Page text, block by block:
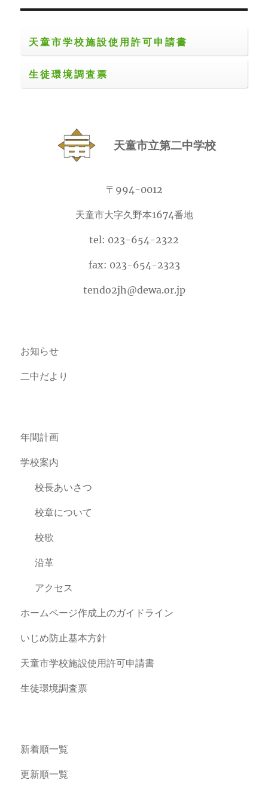
天童市学校施設使用許可申請書
生徒環境調査票
天童市立第二中学校
〒994-0012
天童市大字久野本1674番地
tel: 023-654-2322
fax: 023-654-2323
tendo2jh@dewa.or.jp
お知らせ
二中だより
年間計画
学校案内
校長あいさつ
校章について
校歌
沿革
アクセス
ホームページ作成上のガイドライン
いじめ防止基本方針
天童市学校施設使用許可申請書
生徒環境調査票
新着順一覧
更新順一覧